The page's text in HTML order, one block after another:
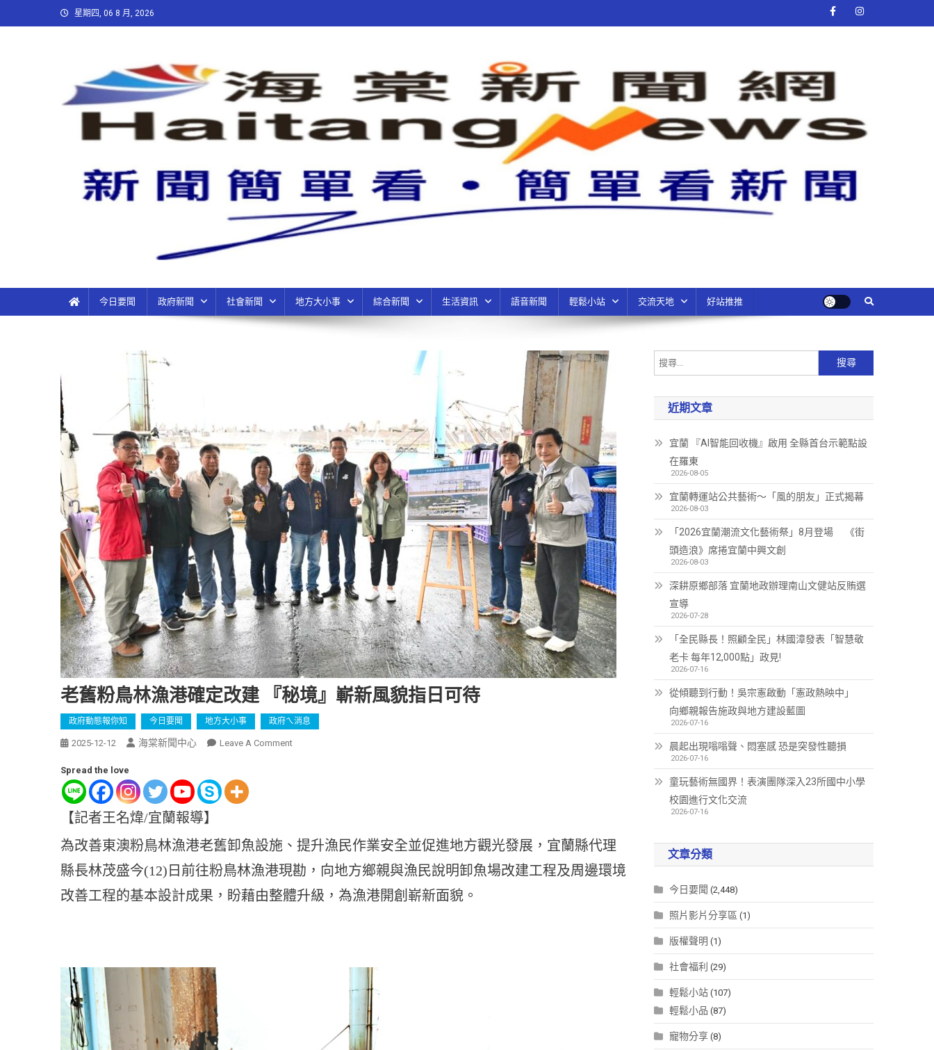
星期四, 06 8 月, 2026
今日要聞 政府新聞 社會新聞 地方大小事 綜合新聞 生活資訊 語音新聞 輕鬆小站 交流天地 好站推推
老舊粉鳥林漁港確定改建 『秘境』嶄新風貌指日可待
政府動態報你知 今日要聞 地方大小事 政府ㄟ消息
2025-12-12 海棠新聞中心 Leave A Comment
Spread the love
【記者王名煒/宜蘭報導】
為改善東澳粉鳥林漁港老舊卸魚設施、提升漁民作業安全並促進地方觀光發展，宜蘭縣代理
縣長林茂盛今(12)日前往粉鳥林漁港現勘，向地方鄉親與漁民說明卸魚場改建工程及周邊環境
改善工程的基本設計成果，盼藉由整體升級，為漁港開創嶄新面貌。
近期文章
宜蘭 『AI智能回收機』啟用 全縣首台示範點設
在羅東
2026-08-05
宜蘭轉運站公共藝術～「風的朋友」正式揭幕
2026-08-03
「2026宜蘭潮流文化藝術祭」8月登場 《街
頭造浪》席捲宜蘭中興文創
2026-08-03
深耕原鄉部落 宜蘭地政辦理南山文健站反賄選
宣導
2026-07-28
「全民縣長！照顧全民」林國漳發表「智慧敬
老卡 每年12,000點」政見!
2026-07-16
從傾聽到行動！吳宗憲啟動「憲政熱映中」
向鄉親報告施政與地方建設藍圖
2026-07-16
晨起出現嗡嗡聲、悶塞感 恐是突發性聽損
2026-07-16
童玩藝術無國界！表演團隊深入23所國中小學
校園進行文化交流
2026-07-16
文章分類
今日要聞 (2,448)
照片影片分享區 (1)
版權聲明 (1)
社會福利 (29)
輕鬆小站 (107)
輕鬆小品 (87)
寵物分享 (8)